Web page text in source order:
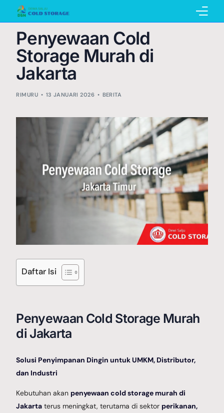
Penyewaan Cold
Storage Murah di
Jakarta
RIMURU 13 JANUARI 2026 BERITA
Daftar Isi
Penyewaan Cold Storage Murah
di Jakarta
Solusi Penyimpanan Dingin untuk UMKM, Distributor,
dan Industri
Kebutuhan akan penyewaan cold storage murah di
Jakarta terus meningkat, terutama di sektor perikanan,
Home
Pembuatan Cold Storage
Penyewaan Cold Storage
Katalog
Galery Project